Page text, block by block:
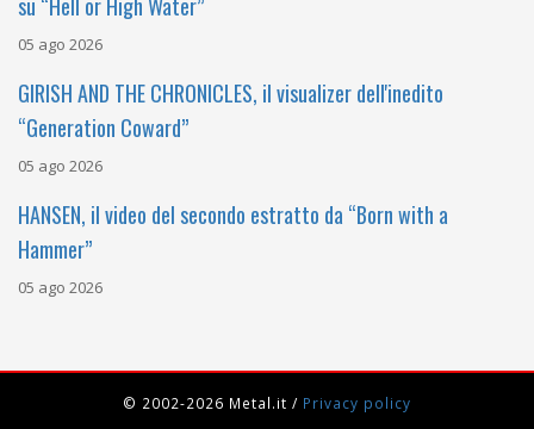
05 ago 2026
GIRISH AND THE CHRONICLES, il visualizer dell'inedito
“Generation Coward”
05 ago 2026
HANSEN, il video del secondo estratto da “Born with a
Hammer”
05 ago 2026
© 2002-2026 Metal.it / Privacy policy